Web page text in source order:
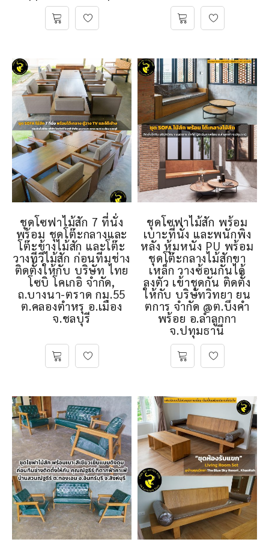
ชุดโซฟาไม้สัก 7 ที่นั่ง
พร้อม ชุดโต๊ะกลางและ
โต๊ะข้างไม้สัก และโต๊ะ
วางทีวีไม้สัก ก่อนทีมช่าง
ติดตั้งให้กับ บริษัท ไทย
โซบิ โคเกอิ จำกัด,
ถ.บางนา-ตราด กม.55
ต.คลองตำหรุ อ.เมือง
จ.ชลบุรี
ชุดโซฟาไม้สัก พร้อม
เบาะที่นั่ง และพนักพิง
หลัง หุ้มหนัง PU พร้อม
ชุดโต๊ะกลางไม้สักขา
เหล็ก วางซ้อนกันได้
ลงตัว เข้าชุดกัน ติดตั้ง
ให้กับ บริษัทวิทยา ยน
ตการ จำกัด @ต.บึงคำ
พร้อย อ.ลำลูกกา
จ.ปทุมธานี